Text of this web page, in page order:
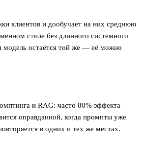
клиентов и дообучает на них среднюю
стиле без длинного системного
модель остаётся той же — её можно
и RAG: часто 80% эффекта
оправданной, когда промпты уже
в одних и тех же местах.